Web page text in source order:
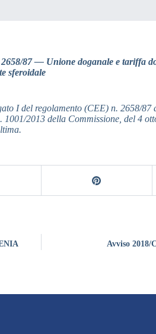
87 — Unione doganale e tariffa
sferoidale
I del regolamento (CEE) n. 2658/
2013 della Commissione, del 4
Avviso 2018/